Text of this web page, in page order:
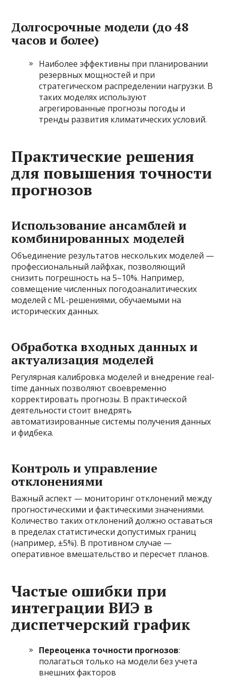
Долгосрочные модели (до 48
часов и более)
Наиболее эффективны при планировании
резервных мощностей и при
стратегическом распределении нагрузки. В
таких моделях используют
агрегированные прогнозы погоды и
тренды развития климатических условий.
Практические решения
для повышения точности
прогнозов
Использование ансамблей и
комбинированных моделей
Объединение результатов нескольких моделей —
профессиональный лайфхак, позволяющий
снизить погрешность на 5–10%. Например,
совмещение численных погодоаналитических
моделей с ML-решениями, обучаемыми на
исторических данных.
Обработка входных данных и
актуализация моделей
Регулярная калибровка моделей и внедрение real-
time данных позволяют своевременно
корректировать прогнозы. В практической
деятельности стоит внедрять
автоматизированные системы получения данных
и фидбека.
Контроль и управление
отклонениями
Важный аспект — мониторинг отклонений между
прогностическими и фактическими значениями.
Количество таких отклонений должно оставаться
в пределах статистически допустимых границ
(например, ±5%). В противном случае —
оперативное вмешательство и пересчет планов.
Частые ошибки при
интеграции ВИЭ в
диспетчерский график
Переоценка точности прогнозов:
полагаться только на модели без учета
внешних факторов